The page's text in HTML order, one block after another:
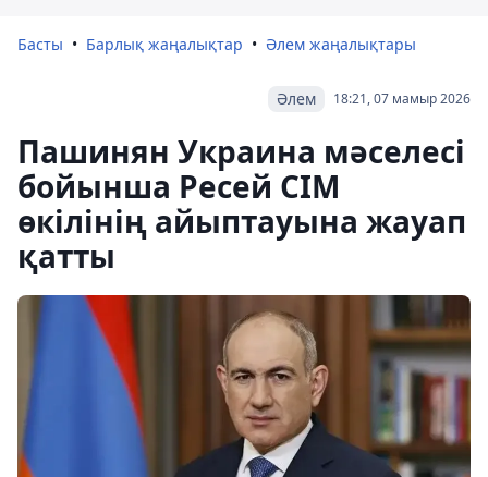
Басты Барлық жаңалықтар Әлем жаңалықтары
18:21, 07 мамыр 2026
Әлем
Пашинян Украина мәселесі
бойынша Ресей СІМ
өкілінің айыптауына жауап
қатты